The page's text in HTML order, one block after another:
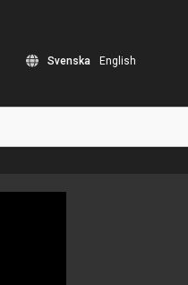
Svenska English